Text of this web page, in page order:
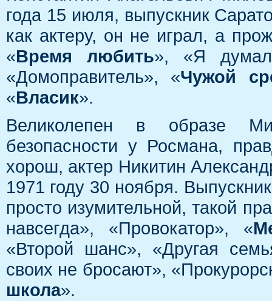
года 15 июля, выпускник
как актеру, он не играл, а
«Время любить», «Я
«Домоправитель», «Чужой
«Власик».
Великолепен в образе
безопасности у Росмана,
хорош, актер Никитин
1971 году 30 ноября.
просто изумительной, такой
навсегда», «Провокатор», «
«Второй шанс», «Другая
своих не бросают»,
школа».